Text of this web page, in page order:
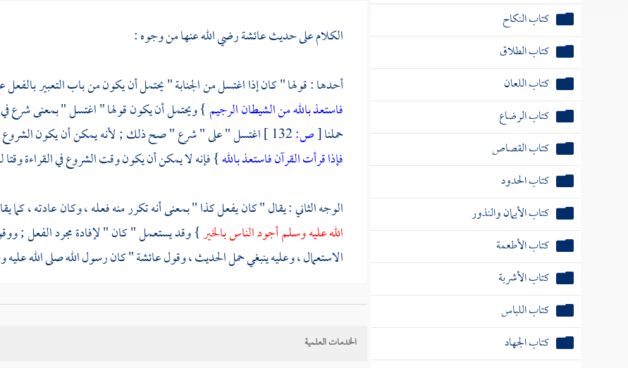
كتاب النكاح
كتاب الطلاق
كتاب اللعان
كتاب الرضاع
كتاب القصاص
كتاب الحدود
كتاب الأيمان والنذور
كتاب الأطعمة
كتاب الأشربة
كتاب اللباس
كتاب الجهاد
الكلام على حديثعائشةرضي الله عنها من وجوه :
أحدها : قولها " كان إذا اغتسل من الجنابة " يحتمل أن يكون من باب التعبير بالفعل
فاستعذ بالله من الشيطان الرجيم} ويحتمل أن يكون قولها " اغتسل " بمعنى شرع في
حملنا[ص:
اغتسل " على " شرع " صح ذلك ; لأنه يمكن أن يكون الشروع
فإذا قرأت القرآن فاستعذ بالله} فإنه لا يمكن أن يكون وقت الشروع في القراءة وقتا
الوجه الثاني : يقال " كان يفعل كذا " بمعنى أنه تكرر منه فعله ، وكان عادته ،
الله عليه وسلم أجود الناس بالخير} وقد يستعمل " كان " لإفادة مجرد الفعل ;
الاستعمال ، وعليه ينبغي حمل الحديث ، وقولعائشة" كان رسول الله صلى الله
الوجه الثالث : قد تطلق " الجنابة " على المعنى الحكمي الذي ينشأ عن التقاء
السببية ، مجازا عن ابتداء الغاية ، من حيث إن السبب مصدر للمسبب ومنشأ له .
الخدمات العلمية